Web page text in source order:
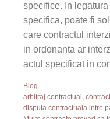
specifice. In
specifica, poate fi
care contractul
in ordonanta ar
actul specificat in
Blog
arbitraj contractual ,
disputa contractuala intre